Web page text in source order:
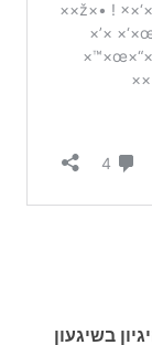
בשיגעון